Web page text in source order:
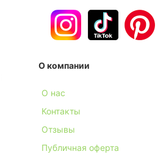
О компании
О нас
Контакты
Отзывы
Публичная оферта